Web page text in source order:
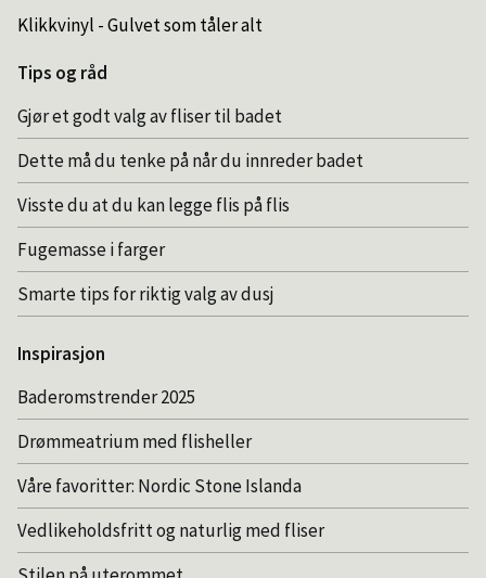
Klikkvinyl - Gulvet som tåler alt
Tips og råd
Gjør et godt valg av fliser til badet
Dette må du tenke på når du innreder badet
Visste du at du kan legge flis på flis
Fugemasse i farger
Smarte tips for riktig valg av dusj
Inspirasjon
Baderomstrender 2025
Drømmeatrium med flisheller
Våre favoritter: Nordic Stone Islanda
Vedlikeholdsfritt og naturlig med fliser